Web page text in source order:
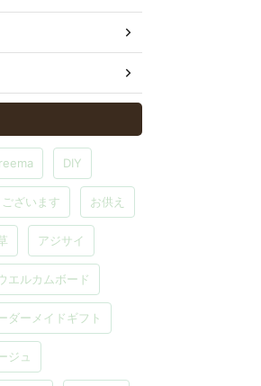
DIY
ざいます お供え
アジサイ
エルカムボード
ダーメイドギフト
ジュ